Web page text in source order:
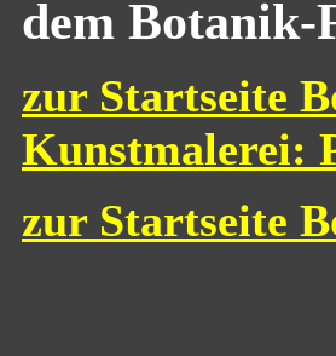
dem Botanik-
zur Startseite
Kunstmalerei:
zur Startseite